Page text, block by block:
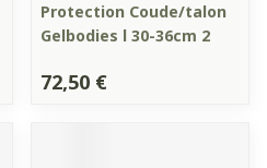
Protection Coude/talon
Gelbodies l 30-36cm 2
72,50 €